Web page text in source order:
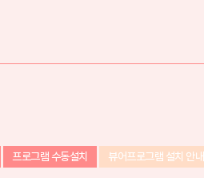
프로그램 수동설치 뷰어프로그램 설치 안내